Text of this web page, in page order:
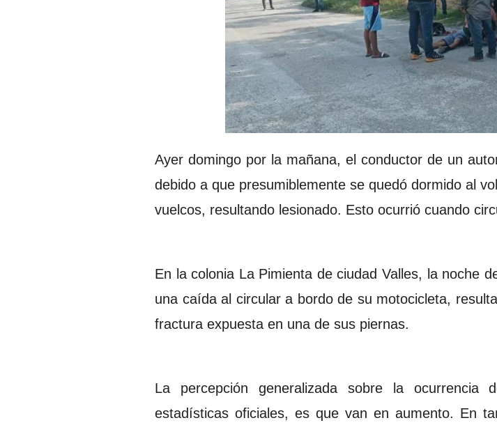
Ayer domingo por la mañana, el conductor de un
debido a que presumiblemente se quedó dormido al
vuelcos, resultando lesionado. Esto ocurrió cuando
En la colonia La Pimienta de ciudad Valles, la noche
una caída al circular a bordo de su motocicleta,
fractura expuesta en una de sus piernas.
La percepción generalizada sobre la
estadísticas oficiales, es que van en aumento. En